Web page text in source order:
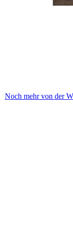
Noch mehr von der